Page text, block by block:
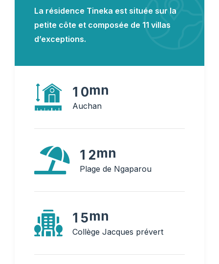
La résidence Tineka est située sur la
petite côte et composée de 11 villas
d’exceptions.
1 0mn
Auchan
1 2mn
Plage de Ngaparou
1 5mn
Collège Jacques prévert